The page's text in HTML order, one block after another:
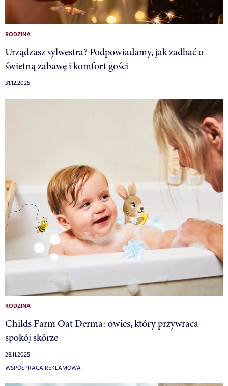
RODZINA
Urządzasz sylwestra? Podpowiadamy, jak zadbać o
świetną zabawę i komfort gości
31.12.2025
RODZINA
Childs Farm Oat Derma: owies, który przywraca
spokój skórze
28.11.2025
WSPÓŁPRACA REKLAMOWA